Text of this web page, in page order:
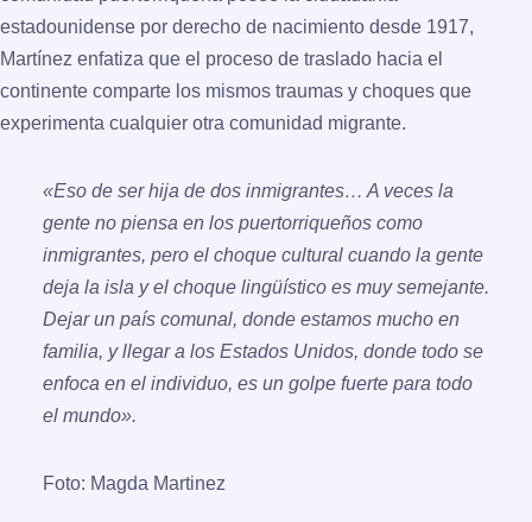
estadounidense por derecho de nacimiento desde 1917,
Martínez enfatiza que el proceso de traslado hacia el
continente comparte los mismos traumas y choques que
experimenta cualquier otra comunidad migrante.
«Eso de ser hija de dos inmigrantes… A veces la
gente no piensa en los puertorriqueños como
inmigrantes, pero el choque cultural cuando la gente
deja la isla y el choque lingüístico es muy semejante.
Dejar un país comunal, donde estamos mucho en
familia, y llegar a los Estados Unidos, donde todo se
enfoca en el individuo, es un golpe fuerte para todo
el mundo».
Foto: Magda Martinez